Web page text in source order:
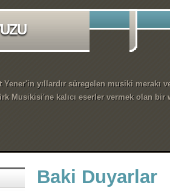
Yener'in yıllardır süregelen musiki merakı
Musikisi'ne kalıcı eserler vermek olan bir
Baki Duyarlar